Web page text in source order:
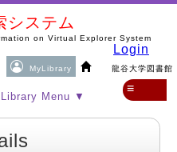
システム
on Virtual Explorer System
MyLibrary 龍谷大学図書館
Login
Menu ▼
≡